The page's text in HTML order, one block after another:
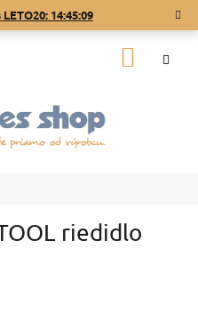
LETO20: 14:45:09
riedidlo